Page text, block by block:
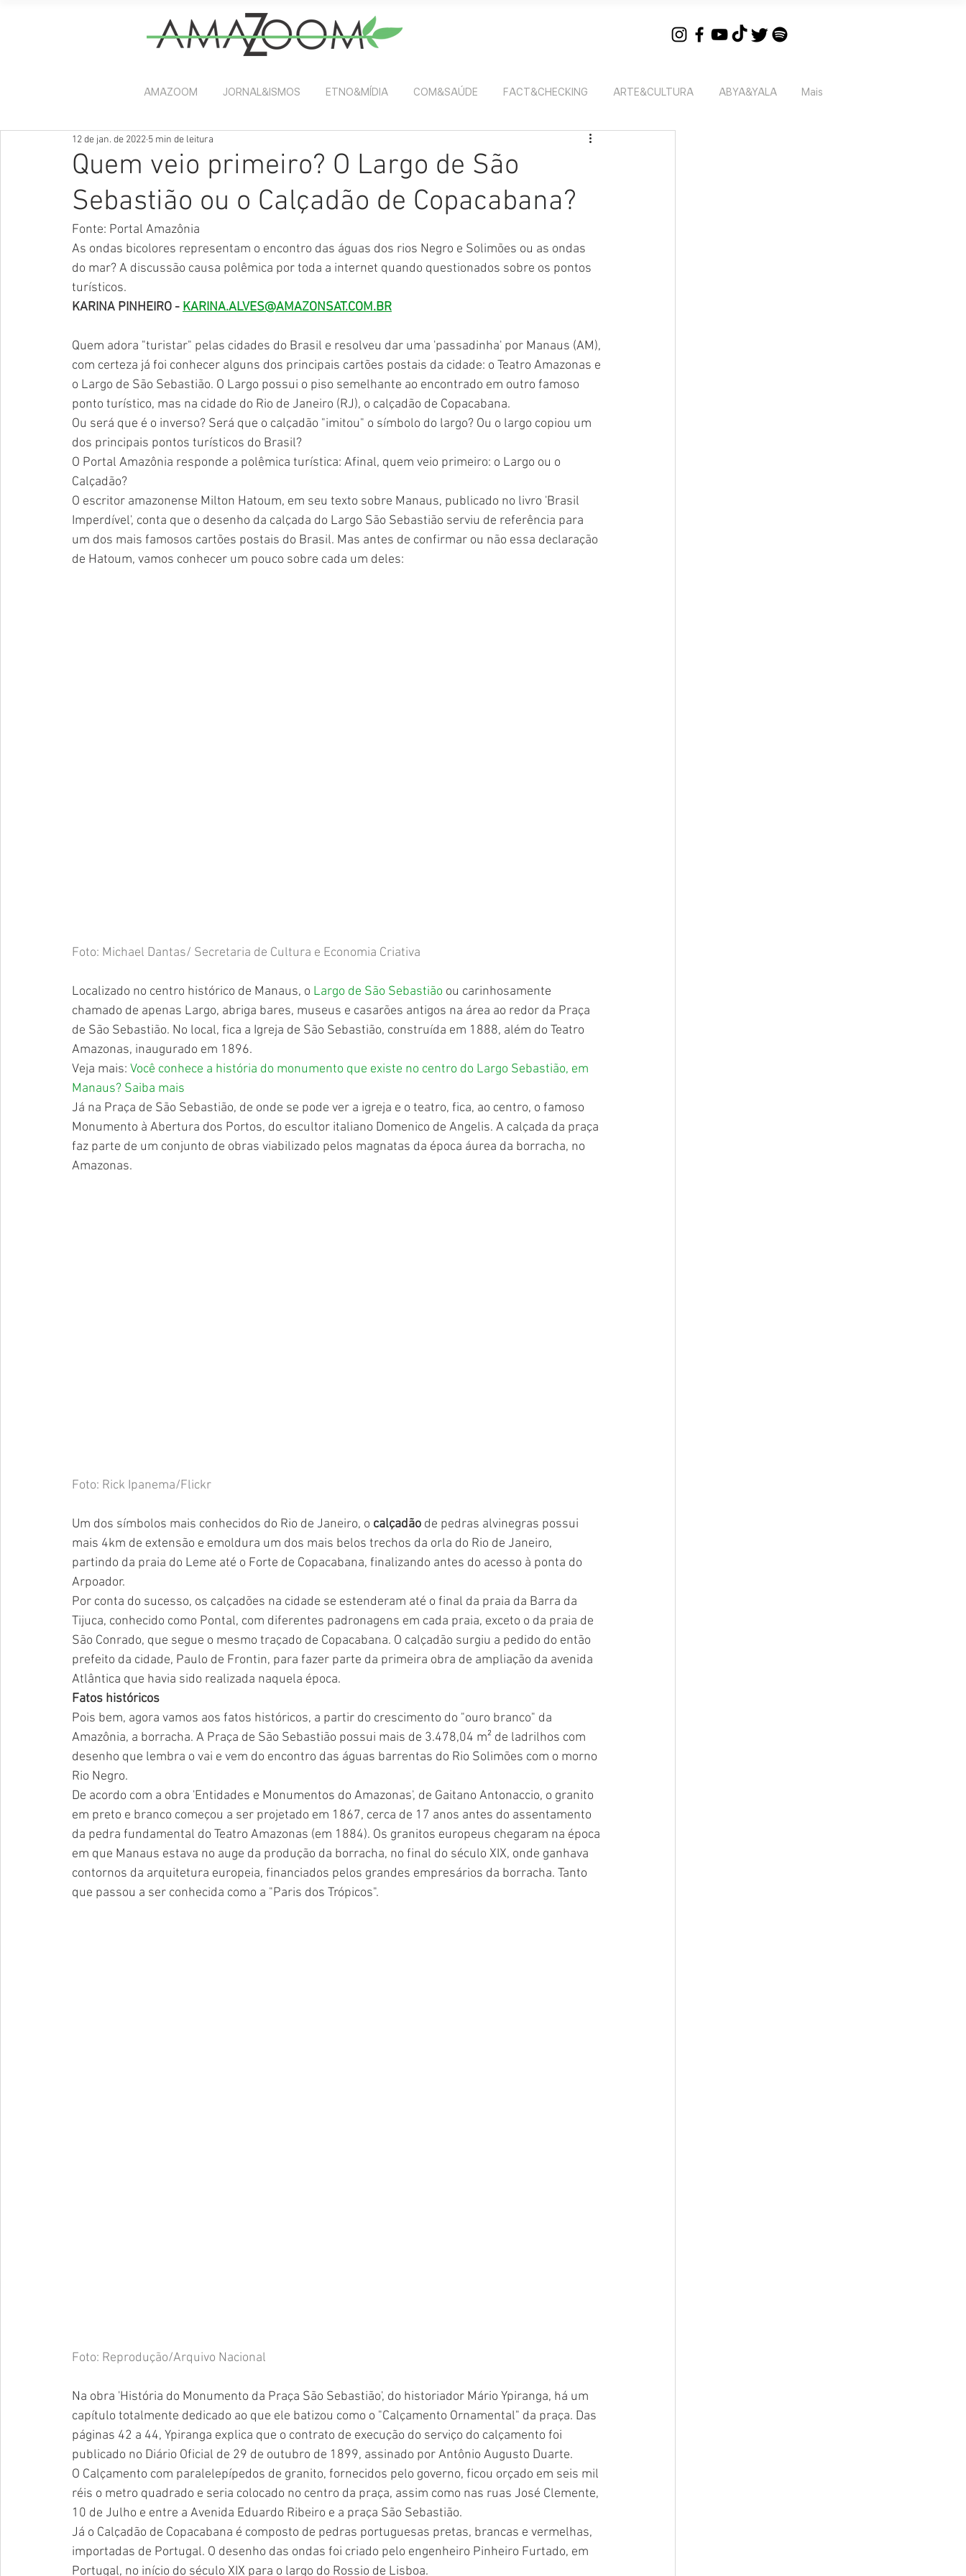
AMAZOOM JORNAL&ISMOS ETNO&MÍDIA COM&SAÚDE FACT&CHECKING ARTE&CULTURA ABYA&YALA Mais
Quem veio primeiro? O Largo de São
Sebastião ou o Calçadão de Copacabana?
12 de jan. de 2022 5 min de leitura
Fonte: Portal Amazônia
As ondas bicolores representam o encontro das águas dos rios Negro e Solimões ou as ondas
do mar? A discussão causa polêmica por toda a internet quando questionados sobre os pontos
turísticos.
KARINA PINHEIRO - KARINA.ALVES@AMAZONSAT.COM.BR
Quem adora "turistar" pelas cidades do Brasil e resolveu dar uma 'passadinha' por Manaus (AM),
com certeza já foi conhecer alguns dos principais cartões postais da cidade: o Teatro Amazonas e
o Largo de São Sebastião. O Largo possui o piso semelhante ao encontrado em outro famoso
ponto turístico, mas na cidade do Rio de Janeiro (RJ), o calçadão de Copacabana.
Ou será que é o inverso? Será que o calçadão "imitou" o símbolo do largo? Ou o largo copiou um
dos principais pontos turísticos do Brasil?
O Portal Amazônia responde a polêmica turística: Afinal, quem veio primeiro: o Largo ou o
Calçadão?
O escritor amazonense Milton Hatoum, em seu texto sobre Manaus, publicado no livro 'Brasil
Imperdível', conta que o desenho da calçada do Largo São Sebastião serviu de referência para
um dos mais famosos cartões postais do Brasil. Mas antes de confirmar ou não essa declaração
de Hatoum, vamos conhecer um pouco sobre cada um deles:
Foto: Michael Dantas/ Secretaria de Cultura e Economia Criativa
Localizado no centro histórico de Manaus, o Largo de São Sebastião ou carinhosamente
chamado de apenas Largo, abriga bares, museus e casarões antigos na área ao redor da Praça
de São Sebastião. No local, fica a Igreja de São Sebastião, construída em 1888, além do Teatro
Amazonas, inaugurado em 1896.
Veja mais: Você conhece a história do monumento que existe no centro do Largo Sebastião, em
Manaus? Saiba mais
Já na Praça de São Sebastião, de onde se pode ver a igreja e o teatro, fica, ao centro, o famoso
Monumento à Abertura dos Portos, do escultor italiano Domenico de Angelis. A calçada da praça
faz parte de um conjunto de obras viabilizado pelos magnatas da época áurea da borracha, no
Amazonas.
Foto: Rick Ipanema/Flickr
Um dos símbolos mais conhecidos do Rio de Janeiro, o calçadão de pedras alvinegras possui
mais 4km de extensão e emoldura um dos mais belos trechos da orla do Rio de Janeiro,
partindo da praia do Leme até o Forte de Copacabana, finalizando antes do acesso à ponta do
Arpoador.
Por conta do sucesso, os calçadões na cidade se estenderam até o final da praia da Barra da
Tijuca, conhecido como Pontal, com diferentes padronagens em cada praia, exceto o da praia de
São Conrado, que segue o mesmo traçado de Copacabana. O calçadão surgiu a pedido do então
prefeito da cidade, Paulo de Frontin, para fazer parte da primeira obra de ampliação da avenida
Atlântica que havia sido realizada naquela época.
Fatos históricos
Pois bem, agora vamos aos fatos históricos, a partir do crescimento do "ouro branco" da
Amazônia, a borracha. A Praça de São Sebastião possui mais de 3.478,04 m² de ladrilhos com
desenho que lembra o vai e vem do encontro das águas barrentas do Rio Solimões com o morno
Rio Negro.
De acordo com a obra 'Entidades e Monumentos do Amazonas', de Gaitano Antonaccio, o granito
em preto e branco começou a ser projetado em 1867, cerca de 17 anos antes do assentamento
da pedra fundamental do Teatro Amazonas (em 1884). Os granitos europeus chegaram na época
em que Manaus estava no auge da produção da borracha, no final do século XIX, onde ganhava
contornos da arquitetura europeia, financiados pelos grandes empresários da borracha. Tanto
que passou a ser conhecida como a "Paris dos Trópicos".
Foto: Reprodução/Arquivo Nacional
Na obra 'História do Monumento da Praça São Sebastião', do historiador Mário Ypiranga, há um
capítulo totalmente dedicado ao que ele batizou como o "Calçamento Ornamental" da praça. Das
páginas 42 a 44, Ypiranga explica que o contrato de execução do serviço do calçamento foi
publicado no Diário Oficial de 29 de outubro de 1899, assinado por Antônio Augusto Duarte.
O Calçamento com paralelepípedos de granito, fornecidos pelo governo, ficou orçado em seis mil
réis o metro quadrado e seria colocado no centro da praça, assim como nas ruas José Clemente,
10 de Julho e entre a Avenida Eduardo Ribeiro e a praça São Sebastião.
Já o Calçadão de Copacabana é composto de pedras portuguesas pretas, brancas e vermelhas,
importadas de Portugal. O desenho das ondas foi criado pelo engenheiro Pinheiro Furtado, em
Portugal, no início do século XIX para o largo do Rossio de Lisboa.